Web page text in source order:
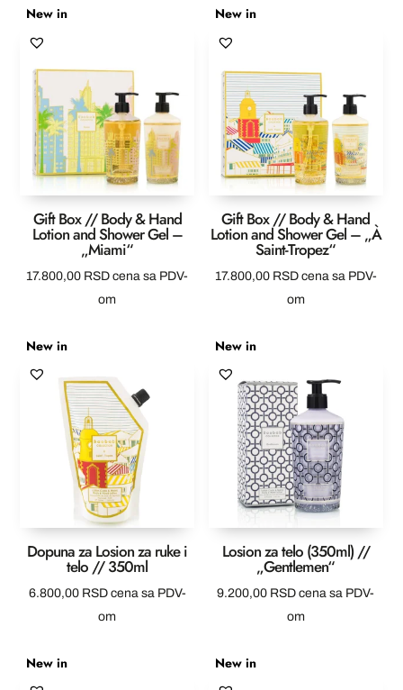
New in
Gift Box // Body & Hand
Lotion and Shower Gel –
„Miami“
17.800,00 RSD cena sa PDV-
om
New in
Gift Box // Body & Hand
Lotion and Shower Gel – „À
Saint-Tropez“
17.800,00 RSD cena sa PDV-
om
New in
Dopuna za Losion za ruke i
telo // 350ml
6.800,00 RSD cena sa PDV-
om
New in
Losion za telo (350ml) //
„Gentlemen“
9.200,00 RSD cena sa PDV-
om
New in New in